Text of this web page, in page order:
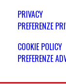
PRIVACY
PREFERENZE
COOKIE POLICY
PREFERENZE